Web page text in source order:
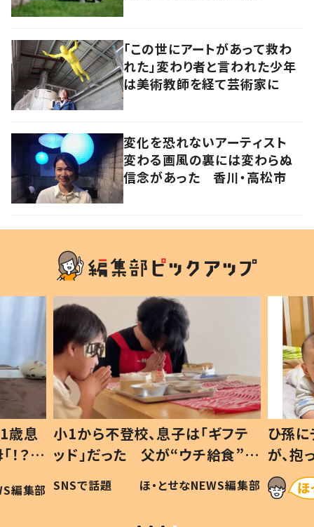
「この世にアートがあって救わ
れた」変わり者と言われた少年
は美術教師を経て芸術家に
変化を恐れないアーティスト
変わる画風の裏には変わらぬ
信念があった 香川・高松市
歳息
？」
編集部
小1から不登校、息子は「ギフテ
ッド」だった 父が“ウチ給食”を
作り続ける理由とは #令和の親
#令和の子
SNSで話題 ほ・とせなNEWS編集部
ひ孫
が、
「涙が
い」